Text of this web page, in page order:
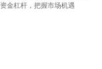
资金杠杆，把握市场机遇